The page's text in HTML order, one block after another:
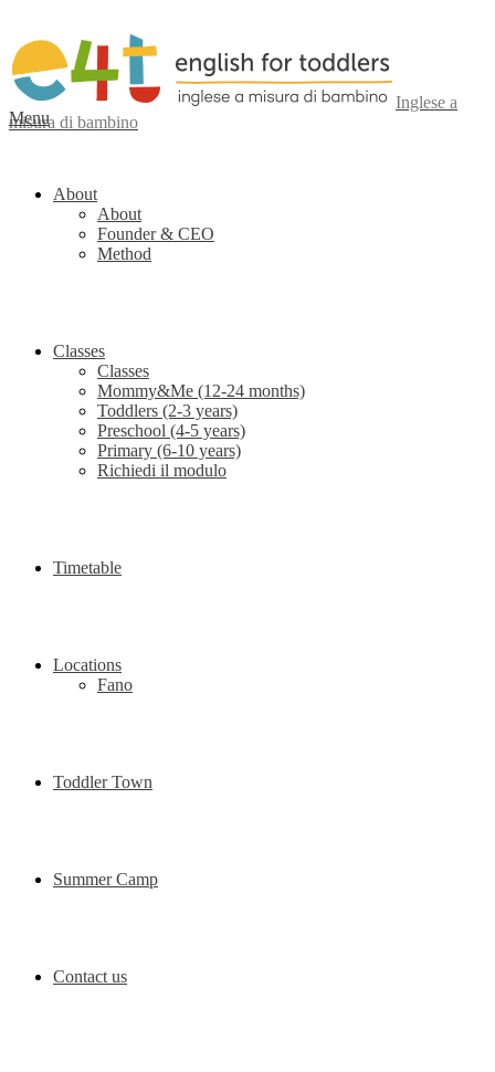
Inglese a
misura di bambino
Menu
About
About
Founder & CEO
Method
Classes
Classes
Mommy&Me (12-24 months)
Toddlers (2-3 years)
Preschool (4-5 years)
Primary (6-10 years)
Richiedi il modulo
Timetable
Locations
Fano
Toddler Town
Summer Camp
Contact us